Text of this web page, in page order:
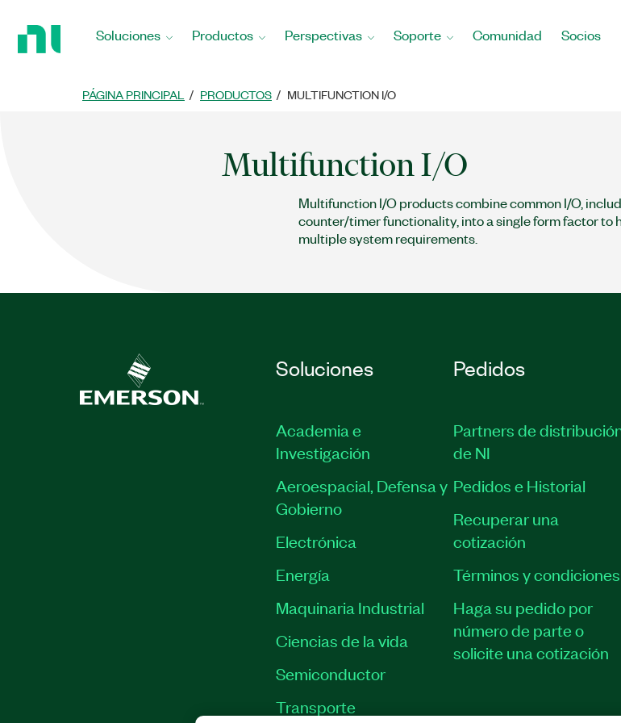
Soluciones Productos Perspectivas Soporte Comunidad Socios
PÁGINA PRINCIPAL PRODUCTOS MULTIFUNCTION I/O
Multifunction I/O
Multifunction I/O products combine common I/O,
counter/timer functionality, into a single form factor to
multiple system requirements.
Soluciones
Academia e
Investigación
Aeroespacial, Defensa y
Gobierno
Electrónica
Energía
Maquinaria Industrial
Ciencias de la vida
Semiconductor
Transporte
Pedidos
Partners de
de NI
Pedidos e Historial
Recuperar una
cotización
Términos y condiciones
Haga su pedido por
número de parte o
solicite una cotización